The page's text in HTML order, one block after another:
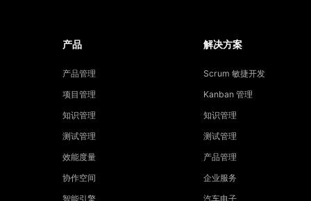
产品
产品管理
项目管理
知识管理
测试管理
效能度量
协作空间
智能引擎
解决方案
Scrum 敏捷开发
Kanban 管理
知识管理
测试管理
产品管理
企业服务
汽车电子